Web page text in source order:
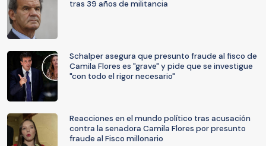
tras 39 años de militancia
Schalper asegura que presunto fraude al fisco de
Camila Flores es "grave" y pide que se investigue
"con todo el rigor necesario"
Reacciones en el mundo político tras acusación
contra la senadora Camila Flores por presunto
fraude al Fisco millonario